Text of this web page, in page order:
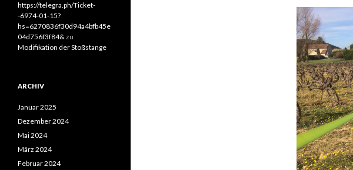
https://telegra.ph/Ticket-
-6974-01-15?
hs=6270836f30d94a4bfb45e
04d756f3f84&zu
Modifikation der Stoßstange
ARCHIV
Januar 2025
Dezember 2024
Mai 2024
März 2024
Februar 2024